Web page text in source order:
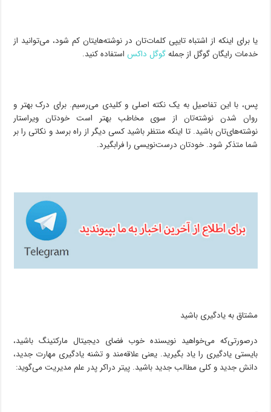
یا برای اینکه از اشتباه تایپی کلمات‌تان در نوشته‌هایتان کم شود، می‌توانید از
خدمات رایگان گوگل از جملهگوگل داکس استفاده کنید.
پس، با این تفاصیل به یک نکته اصلی و کلیدی می‌رسیم. برای درک بهتر و
روان شدن نوشته‌تان از سوی مخاطب بهتر است خودتان ویراستار
نوشته‌های‌تان باشید. تا اینکه منتظر باشید کسی دیگر از راه برسد و نکاتی را بر
شما متذکر شود. خودتان درست‌نویسی را فرابگیرد.
مشتاق به یادگیری باشید
درصورتی‌که می‌خواهید نویسنده خوب فضای دیجیتال مارکتینگ باشید،
بایستی یادگیری را یاد بگیرید. یعنی علاقه‌مند و تشنه یادگیری مهارت جدید،
دانش جدید و کلی مطالب جدید باشید. پیتر دراکر پدر علم مدیریت می‌گوید: